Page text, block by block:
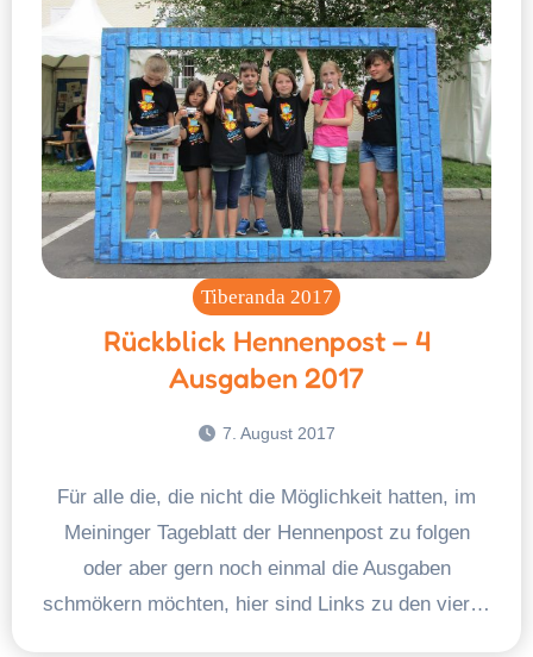
Tiberanda 2017
Rückblick Hennenpost – 4
Ausgaben 2017
7. August 2017
Für alle die, die nicht die Möglichkeit hatten, im
Meininger Tageblatt der Hennenpost zu folgen
oder aber gern noch einmal die Ausgaben
schmökern möchten, hier sind Links zu den vier…